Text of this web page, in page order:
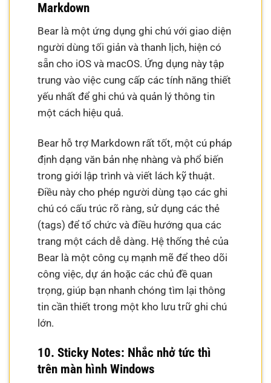
Markdown
Bear là một ứng dụng ghi chú với giao diện
người dùng tối giản và thanh lịch, hiện có
sẵn cho iOS và macOS. Ứng dụng này tập
trung vào việc cung cấp các tính năng thiết
yếu nhất để ghi chú và quản lý thông tin
một cách hiệu quả.
Bear hỗ trợ Markdown rất tốt, một cú pháp
định dạng văn bản nhẹ nhàng và phổ biến
trong giới lập trình và viết lách kỹ thuật.
Điều này cho phép người dùng tạo các ghi
chú có cấu trúc rõ ràng, sử dụng các thẻ
(tags) để tổ chức và điều hướng qua các
trang một cách dễ dàng. Hệ thống thẻ của
Bear là một công cụ mạnh mẽ để theo dõi
công việc, dự án hoặc các chủ đề quan
trọng, giúp bạn nhanh chóng tìm lại thông
tin cần thiết trong một kho lưu trữ ghi chú
lớn.
10. Sticky Notes: Nhắc nhở tức thì
trên màn hình Windows